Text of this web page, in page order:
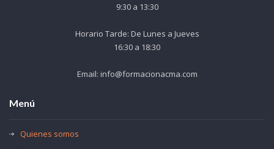
9:30 a 13:30
Horario Tarde: De Lunes a Jueves
16:30 a 18:30
Email: info@formacionacma.com
Menú
Quienes somos